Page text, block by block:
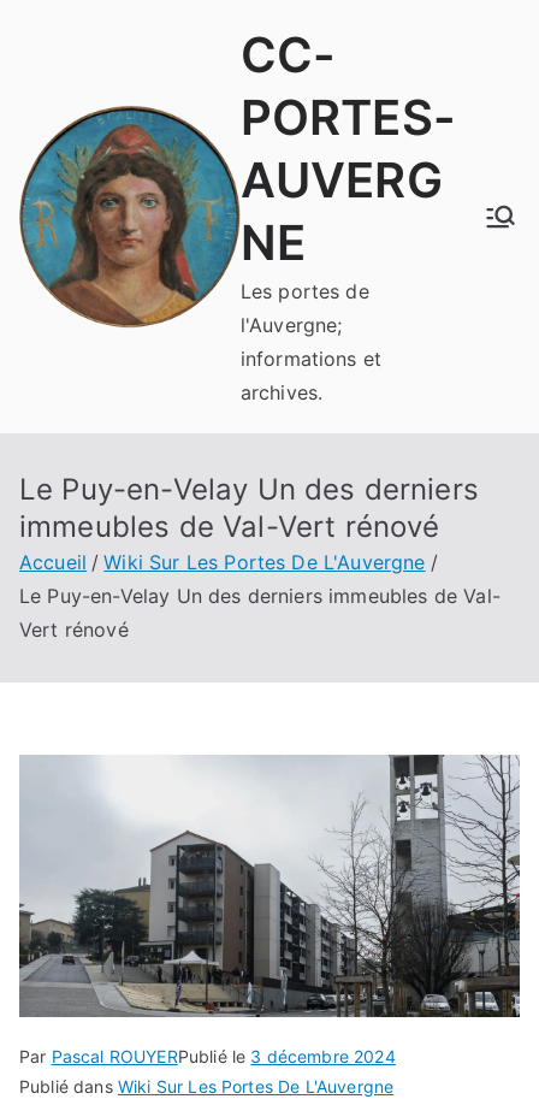
CC-
PORTES-
AUVERG
NE
Les portes de
l'Auvergne;
informations et
archives.
Le Puy-en-Velay Un des derniers
immeubles de Val-Vert rénové
Accueil
Wiki Sur Les Portes De L'Auvergne
Le Puy-en-Velay Un des derniers immeubles de Val-
Vert rénové
Par Pascal ROUYERPublié le 3 décembre 2024
Publié dans Wiki Sur Les Portes De L'Auvergne